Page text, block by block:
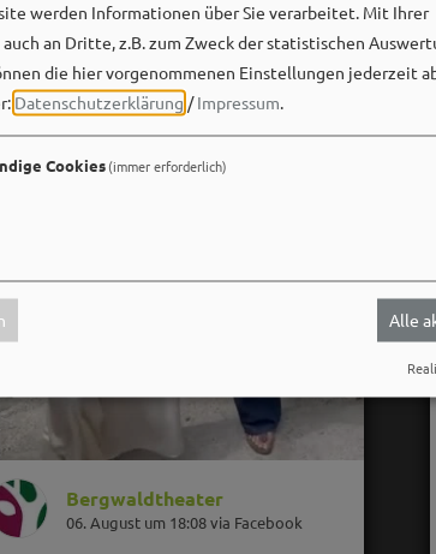
Bergwaldtheater
06. August um 18:08 via Facebook
werden Informationen über Sie verarbeitet. Mit Ihrer
an Dritte, z.B. zum Zweck der statistischen
die hier vorgenommenen Einstellungen jederzeit
Datenschutzerklärung /Impressum.
Cookies(immer erforderlich)
Alle